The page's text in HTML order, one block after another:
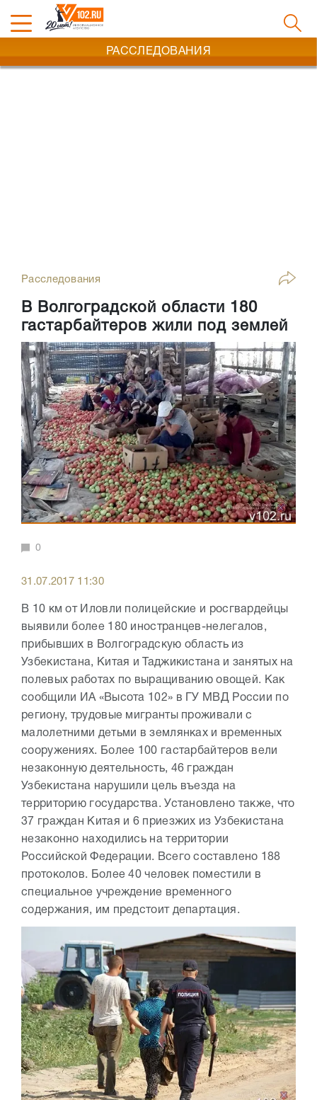
РАССЛЕДОВАНИЯ
Расследования
В Волгоградской области 180
гастарбайтеров жили под землей
0
31.07.2017 11:30
В 10 км от Иловли полицейские и росгвардейцы
выявили более 180 иностранцев-нелегалов,
прибывших в Волгоградскую область из
Узбекистана, Китая и Таджикистана и занятых на
полевых работах по выращиванию овощей. Как
сообщили ИА «Высота 102» в ГУ МВД России по
региону, трудовые мигранты проживали с
малолетними детьми в землянках и временных
сооружениях. Более 100 гастарбайтеров вели
незаконную деятельность, 46 граждан
Узбекистана нарушили цель въезда на
территорию государства. Установлено также, что
37 граждан Китая и 6 приезжих из Узбекистана
незаконно находились на территории
Российской Федерации. Всего составлено 188
протоколов. Более 40 человек поместили в
специальное учреждение временного
содержания, им предстоит департация.